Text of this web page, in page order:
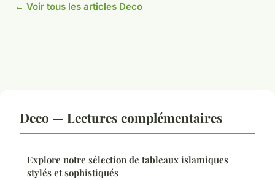
← Voir tous les articles Deco
Deco — Lectures complémentaires
Explore notre sélection de tableaux islamiques
stylés et sophistiqués